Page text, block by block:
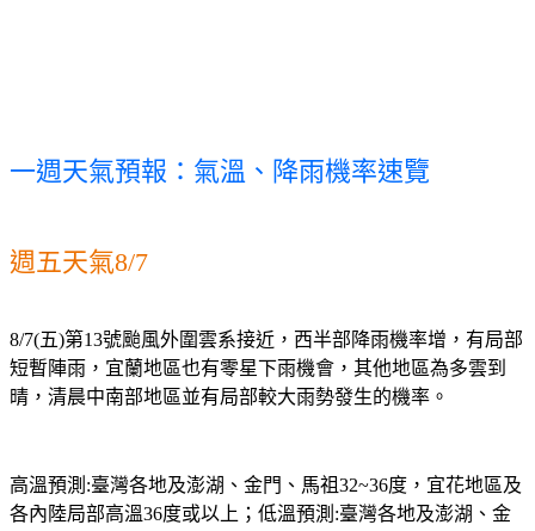
一週天氣預報：氣溫、降雨機率速覽
週五天氣8/7
8/7(五)第13號颱風外圍雲系接近，西半部降雨機率增，有局部
短暫陣雨，宜蘭地區也有零星下雨機會，其他地區為多雲到
高溫預測:臺灣各地及澎湖、金門、馬祖32~36度，宜花地區及
各內陸局部高溫36度或以上；低溫預測:臺灣各地及澎湖、金